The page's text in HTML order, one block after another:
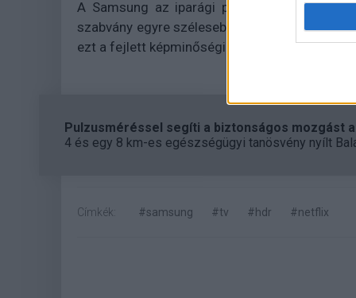
A Samsung az iparági partnereivel
szabvány egyre szélesebb körben elérhetővé
ezt a fejlett képminőségi technológiát.
Pulzusméréssel segíti a biztonságos mozgást
4 és egy 8 km-es egészségügyi tanösvény nyílt
Címkék: #samsung #tv #hdr #netflix